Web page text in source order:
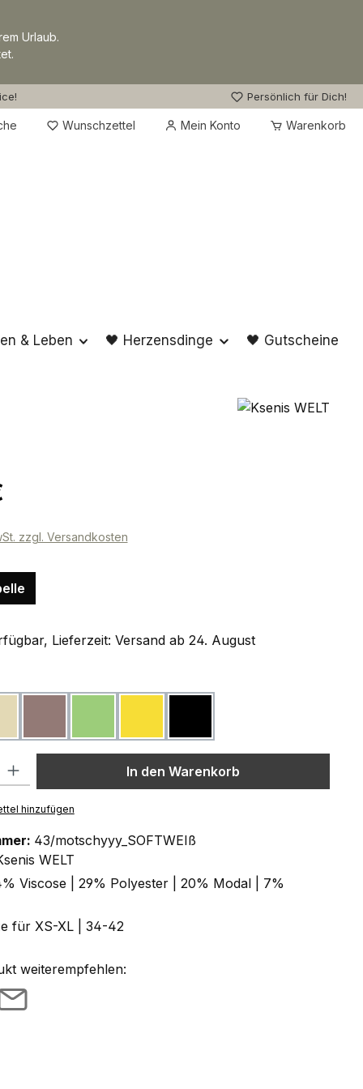
Urlaub.
Persönlich für Dich!
Wunschzettel Du hast 0 Produkte auf dem Merkzettel
Mein Konto Warenkorb
& Leben 🖤 Herzensdinge 🖤 Gutscheine
zzgl. Versandkosten
Lieferzeit: Versand ab 24. August
Gib den gewünschten Wert ein oder benutze die Schaltflächen
In den Warenkorb
hinzufügen
43/motschyyy_SOFTWEIß
WELT
Viscose | 29% Polyester | 20% Modal | 7%
für XS-XL | 34-42
weiterempfehlen: